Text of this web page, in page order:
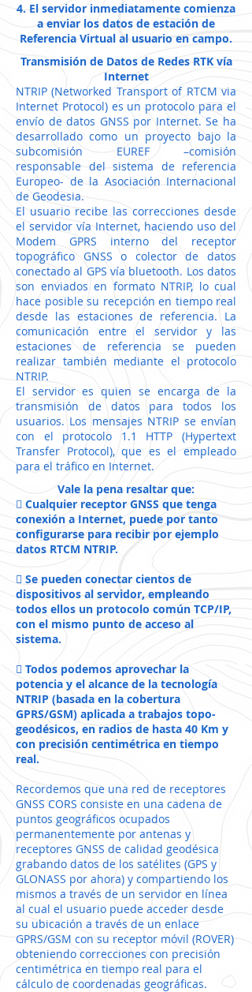
4. El servidor inmediatamente comienza
a enviar los datos de estación de
Referencia Virtual al usuario en campo.
Transmisión de Datos de Redes RTK vía
Internet
NTRIP (Networked Transport of RTCM via
Internet Protocol) es un protocolo para el
envío de datos GNSS por Internet. Se ha
desarrollado como un proyecto bajo la
subcomisión EUREF –comisión
responsable del sistema de referencia
Europeo- de la Asociación Internacional
de Geodesia.
El usuario recibe las correcciones desde
el servidor vía Internet, haciendo uso del
Modem GPRS interno del receptor
topográfico GNSS o colector de datos
conectado al GPS vía bluetooth. Los datos
son enviados en formato NTRIP, lo cual
hace posible su recepción en tiempo real
desde las estaciones de referencia. La
comunicación entre el servidor y las
estaciones de referencia se pueden
realizar también mediante el protocolo
NTRIP.
El servidor es quien se encarga de la
transmisión de datos para todos los
usuarios. Los mensajes NTRIP se envían
con el protocolo 1.1 HTTP (Hypertext
Transfer Protocol), que es el empleado
para el tráfico en Internet.
Vale la pena resaltar que:
 Cualquier receptor GNSS que tenga
conexión a Internet, puede por tanto
configurarse para recibir por ejemplo
datos RTCM NTRIP.
 Se pueden conectar cientos de
dispositivos al servidor, empleando
todos ellos un protocolo común TCP/IP,
con el mismo punto de acceso al
sistema.
 Todos podemos aprovechar la
potencia y el alcance de la tecnología
NTRIP (basada en la cobertura
GPRS/GSM) aplicada a trabajos topo-
geodésicos, en radios de hasta 40 Km y
con precisión centimétrica en tiempo
real.
Recordemos que una red de receptores
GNSS CORS consiste en una cadena de
puntos geográficos ocupados
permanentemente por antenas y
receptores GNSS de calidad geodésica
grabando datos de los satélites (GPS y
GLONASS por ahora) y compartiendo los
mismos a través de un servidor en línea
al cual el usuario puede acceder desde
su ubicación a través de un enlace
GPRS/GSM con su receptor móvil (ROVER)
obteniendo correcciones con precisión
centimétrica en tiempo real para el
cálculo de coordenadas geográficas.